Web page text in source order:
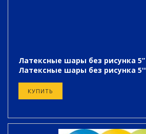
Латексные шары без рисунка 5”
Латексные шары без рисунка 5''
КУПИТЬ